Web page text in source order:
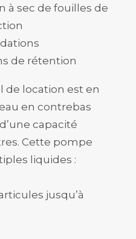
à sec de fouilles de
de rétention
de location est en
en contrebas
capacité
Cette pompe
liquides :
jusqu’à